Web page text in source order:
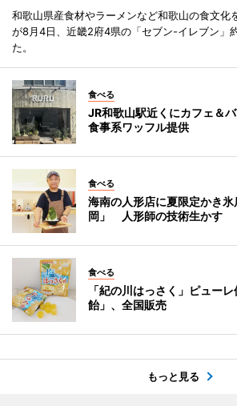
和歌山県産食材やラーメンなど和歌山の食文化
が8月4日、近畿2府4県の「セブン-イレブン」
た。
食べる
JR和歌山駅近くにカフェ＆
食事系ワッフル提供
食べる
海南の人形店に夏限定かき
岡」 人形師の技術生かす
食べる
「紀の川はっさく」ピュー
飴」、全国販売
もっと見る